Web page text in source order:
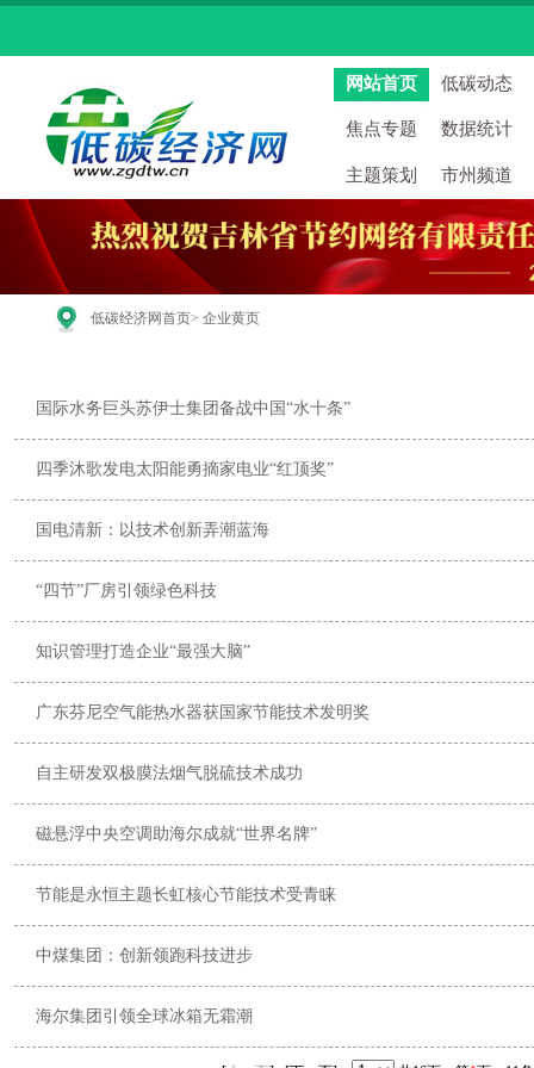
网站首页 低碳动态
焦点专题 数据统计
主题策划 市州频道
低碳经济网首页> 企业黄页
国际水务巨头苏伊士集团备战中国“水十条”
四季沐歌发电太阳能勇摘家电业“红顶奖”
国电清新：以技术创新弄潮蓝海
“四节”厂房引领绿色科技
知识管理打造企业“最强大脑”
广东芬尼空气能热水器获国家节能技术发明奖
自主研发双极膜法烟气脱硫技术成功
磁悬浮中央空调助海尔成就“世界名牌”
节能是永恒主题长虹核心节能技术受青睐
中煤集团：创新领跑科技进步
海尔集团引领全球冰箱无霜潮